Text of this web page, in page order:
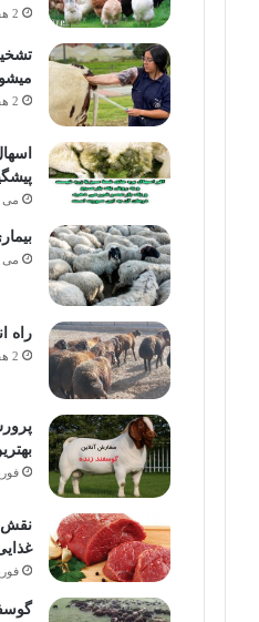
2 هفته پیش
2 هفته پیش
می 9, 2026
می 9, 2026
راه
2 هفته پیش
فوریه 8,
نقش
فوریه 8,